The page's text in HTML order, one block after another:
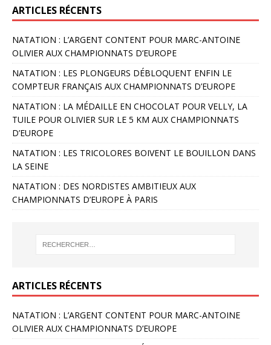
ARTICLES RÉCENTS
NATATION : L’ARGENT CONTENT POUR MARC-ANTOINE
OLIVIER AUX CHAMPIONNATS D’EUROPE
NATATION : LES PLONGEURS DÉBLOQUENT ENFIN LE
COMPTEUR FRANÇAIS AUX CHAMPIONNATS D’EUROPE
NATATION : LA MÉDAILLE EN CHOCOLAT POUR VELLY, LA
TUILE POUR OLIVIER SUR LE 5 KM AUX CHAMPIONNATS
D’EUROPE
NATATION : LES TRICOLORES BOIVENT LE BOUILLON DANS
LA SEINE
NATATION : DES NORDISTES AMBITIEUX AUX
CHAMPIONNATS D’EUROPE À PARIS
ARTICLES RÉCENTS
NATATION : L’ARGENT CONTENT POUR MARC-ANTOINE
OLIVIER AUX CHAMPIONNATS D’EUROPE